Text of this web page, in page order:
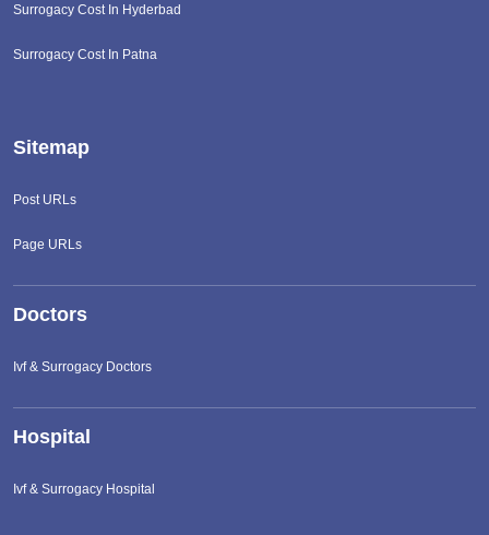
Surrogacy Cost In Hyderbad
Surrogacy Cost In Patna
Sitemap
Post URLs
Page URLs
Doctors
Ivf & Surrogacy Doctors
Hospital
Ivf & Surrogacy Hospital